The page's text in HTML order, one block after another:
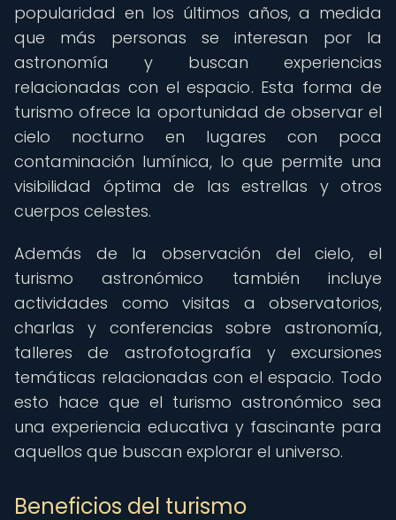
popularidad en los últimos años, a medida
que más personas se interesan por la
astronomía y buscan experiencias
relacionadas con el espacio. Esta forma de
turismo ofrece la oportunidad de observar el
cielo nocturno en lugares con poca
contaminación lumínica, lo que permite una
visibilidad óptima de las estrellas y otros
cuerpos celestes.
Además de la observación del cielo, el
turismo astronómico también incluye
actividades como visitas a observatorios,
charlas y conferencias sobre astronomía,
talleres de astrofotografía y excursiones
temáticas relacionadas con el espacio. Todo
esto hace que el turismo astronómico sea
una experiencia educativa y fascinante para
aquellos que buscan explorar el universo.
Beneficios del turismo